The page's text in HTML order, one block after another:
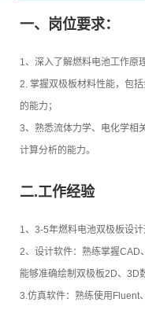
一、岗位要求：
1、深入了解燃料电池工作原
2. 掌握双极板材料性能，包
的能力；
3、熟悉流体力学、电化学相
计算分析的能力。
二.工作经验
1、3-5年燃料电池双极板设
2、设计软件：熟练掌握CAD
能够准确绘制双极板2D、3D
3.仿真软件：熟练使用Fluent